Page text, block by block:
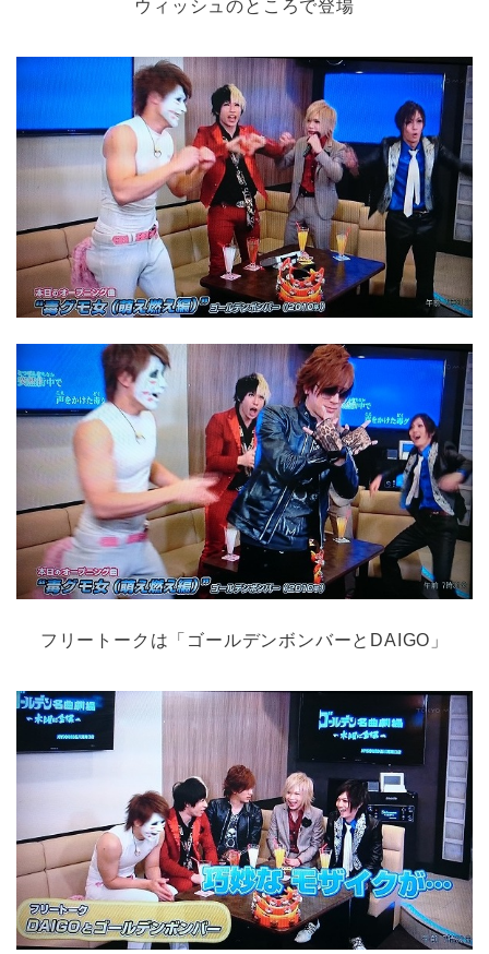
ウィッシュのところで登場
フリートークは「ゴールデンボンバーとDAIGO」